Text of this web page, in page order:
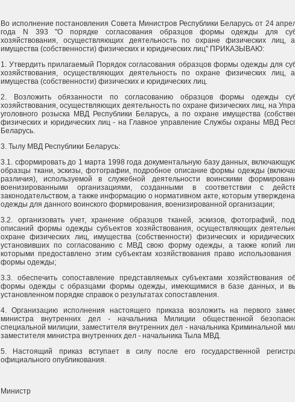
Во исполнение постановления Совета Министров Республики Беларусь от 24
года N 393 "О порядке согласования образцов формы одежды для
хозяйствования, осуществляющих деятельность по охране физических лиц,
имущества (собственности) физических и юридических лиц" ПРИКАЗЫВАЮ:
1. Утвердить прилагаемый Порядок согласования образцов формы одежды для
хозяйствования, осуществляющих деятельность по охране физических лиц,
имущества (собственности) физических и юридических лиц.
2. Возложить обязанности по согласованию образцов формы одежды
хозяйствования, осуществляющих деятельность по охране физических лиц, на
уголовного розыска МВД Республики Беларусь, а по охране имущества
физических и юридических лиц - на Главное управление Службы охраны МВД
Беларусь.
3. Тылу МВД Республики Беларусь:
3.1. сформировать до 1 марта 1998 года документальную базу данных,
образцы ткани, эскизы, фотографии, подробное описание формы одежды
различия), используемой в служебной деятельности воинскими
военизированными организациями, созданными в соответствии с
законодательством, а также информацию о нормативном акте, которым
одежды для данного воинского формирования, военизированной организации;
3.2. организовать учет, хранение образцов тканей, эскизов, фотографий,
описаний формы одежды субъектов хозяйствования, осуществляющих
охране физических лиц, имущества (собственности) физических и
установивших по согласованию с МВД свою форму одежды, а также копий
которыми предоставлено этим субъектам хозяйствования право использования
формы одежды;
3.3. обеспечить сопоставление представляемых субъектами хозяйствования
формы одежды с образцами формы одежды, имеющимися в базе данных, и
установленном порядке справок о результатах сопоставления.
4. Организацию исполнения настоящего приказа возложить на первого
министра внутренних дел - начальника Милиции общественной
специальной милиции, заместителя внутренних дел - начальника Криминальной
заместителя министра внутренних дел - начальника Тыла МВД.
5. Настоящий приказ вступает в силу после его государственной
официального опубликования.
Министр